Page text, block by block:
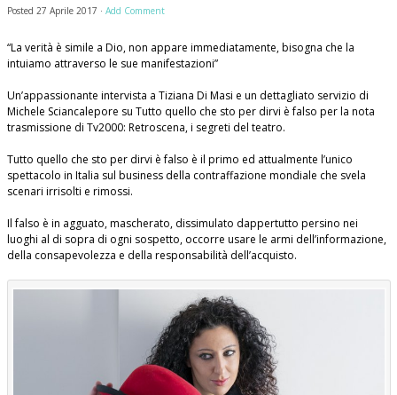
Posted 27 Aprile 2017 · Add Comment
“La verità è simile a Dio, non appare immediatamente, bisogna che la
intuiamo attraverso le sue manifestazioni”
Un’appassionante intervista a Tiziana Di Masi e un dettagliato servizio di
Michele Sciancalepore su Tutto quello che sto per dirvi è falso per la nota
trasmissione di Tv2000: Retroscena, i segreti del teatro.
Tutto quello che sto per dirvi è falso è il primo ed attualmente l’unico
spettacolo in Italia sul business della contraffazione mondiale che svela
scenari irrisolti e rimossi.
Il falso è in agguato, mascherato, dissimulato dappertutto persino nei
luoghi al di sopra di ogni sospetto, occorre usare le armi dell’informazione,
della consapevolezza e della responsabilità dell’acquisto.